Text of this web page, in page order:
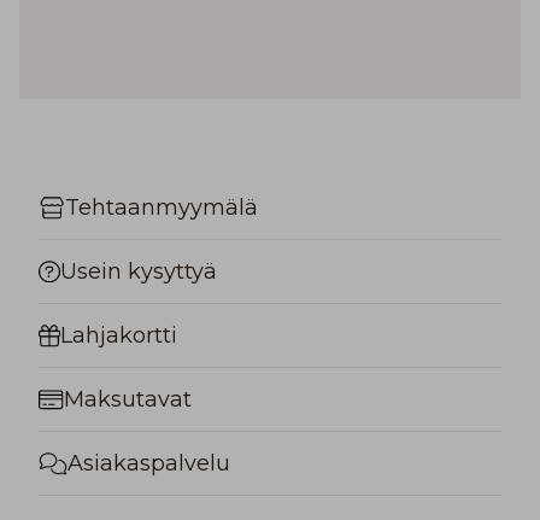
Tehtaanmyymälä
Usein kysyttyä
Lahjakortti
Maksutavat
Asiakaspalvelu